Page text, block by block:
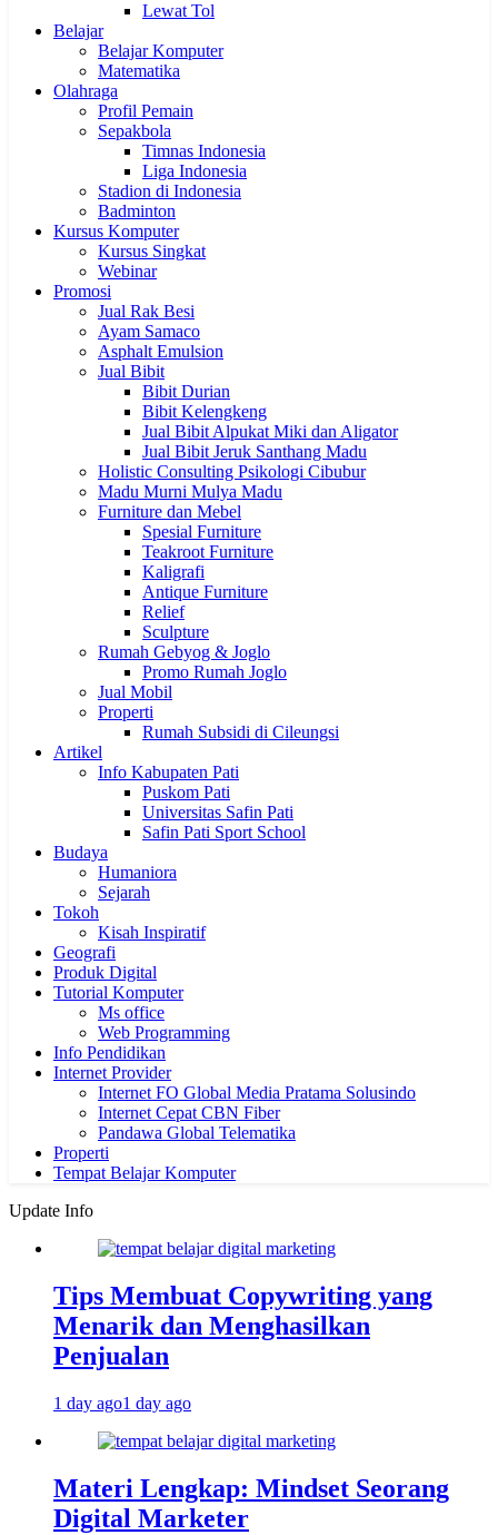
Lewat Tol
Belajar
Belajar Komputer
Matematika
Olahraga
Profil Pemain
Sepakbola
Timnas Indonesia
Liga Indonesia
Stadion di Indonesia
Badminton
Kursus Komputer
Kursus Singkat
Webinar
Promosi
Jual Rak Besi
Ayam Samaco
Asphalt Emulsion
Jual Bibit
Bibit Durian
Bibit Kelengkeng
Jual Bibit Alpukat Miki dan Aligator
Jual Bibit Jeruk Santhang Madu
Holistic Consulting Psikologi Cibubur
Madu Murni Mulya Madu
Furniture dan Mebel
Spesial Furniture
Teakroot Furniture
Kaligrafi
Antique Furniture
Relief
Sculpture
Rumah Gebyog & Joglo
Promo Rumah Joglo
Jual Mobil
Properti
Rumah Subsidi di Cileungsi
Artikel
Info Kabupaten Pati
Puskom Pati
Universitas Safin Pati
Safin Pati Sport School
Budaya
Humaniora
Sejarah
Tokoh
Kisah Inspiratif
Geografi
Produk Digital
Tutorial Komputer
Ms office
Web Programming
Info Pendidikan
Internet Provider
Internet FO Global Media Pratama Solusindo
Internet Cepat CBN Fiber
Pandawa Global Telematika
Properti
Tempat Belajar Komputer
Update Info
Tips Membuat Copywriting yang
Menarik dan Menghasilkan
Penjualan
1 day ago1 day ago
Materi Lengkap: Mindset Seorang
Digital Marketer